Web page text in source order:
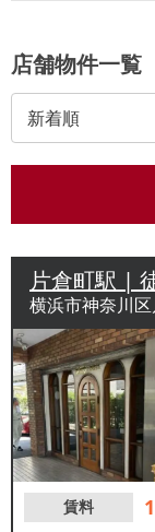
店舗物件一覧
片倉町駅 |
横浜市神奈川
賃料